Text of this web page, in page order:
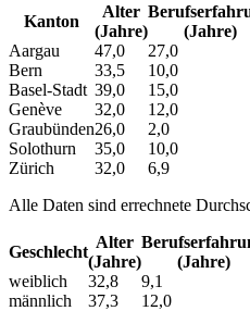
Kanton
Alter
(Jahre)
(Jahre)
Aargau
47,0 27,0
Bern
33,5 10,0
Basel-Stadt 39,0 15,0
Genève
32,0 12,0
Graubünden26,0 2,0
Solothurn
35,0 10,0
Zürich
32,0 6,9
Alle Daten sind errechnete
Geschlecht
Alter
(Jahre)
(Jahre)
weiblich
32,8 9,1
männlich
37,3 12,0